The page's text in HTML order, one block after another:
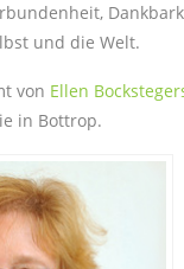
und die Welt.
von Ellen
in Bottrop.